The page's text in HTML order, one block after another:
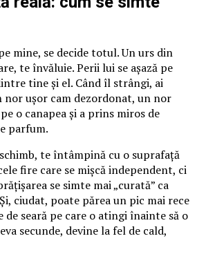
mine, se decide totul. Un urs din
te învăluie. Perii lui se așază pe
tine și el. Când îl strângi, ai
nor ușor cam dezordonat, un nor
o canapea și a prins miros de
parfum.
te întâmpină cu o suprafață
fire care se mișcă independent, ci
se simte mai „curată” ca
ciudat, poate părea un pic mai rece
seară pe care o atingi înainte să o
secunde, devine la fel de cald,